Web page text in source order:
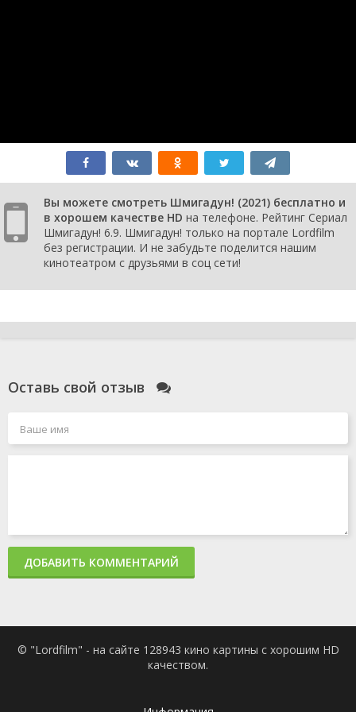
Вы можете смотреть Шмигадун! (2021) бесплатно и
в хорошем качестве HD на телефоне. Рейтинг Сериал
Шмигадун! 6.9. Шмигадун! только на портале Lordfilm
без регистрации. И не забудьте поделится нашим
кинотеатром с друзьями в соц сети!
Оставь свой отзыв
ДОБАВИТЬ КОММЕНТАРИЙ
© "Lordfilm" - на сайте 128943 кино картины с хорошим HD
качеством.